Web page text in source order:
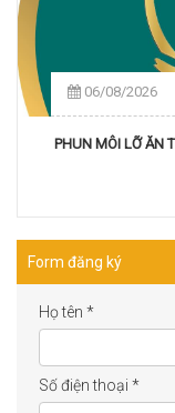
06/08/2026
PHUN MÔI LỠ ĂN
Form đăng ký
Họ tên *
Số điện thoại *